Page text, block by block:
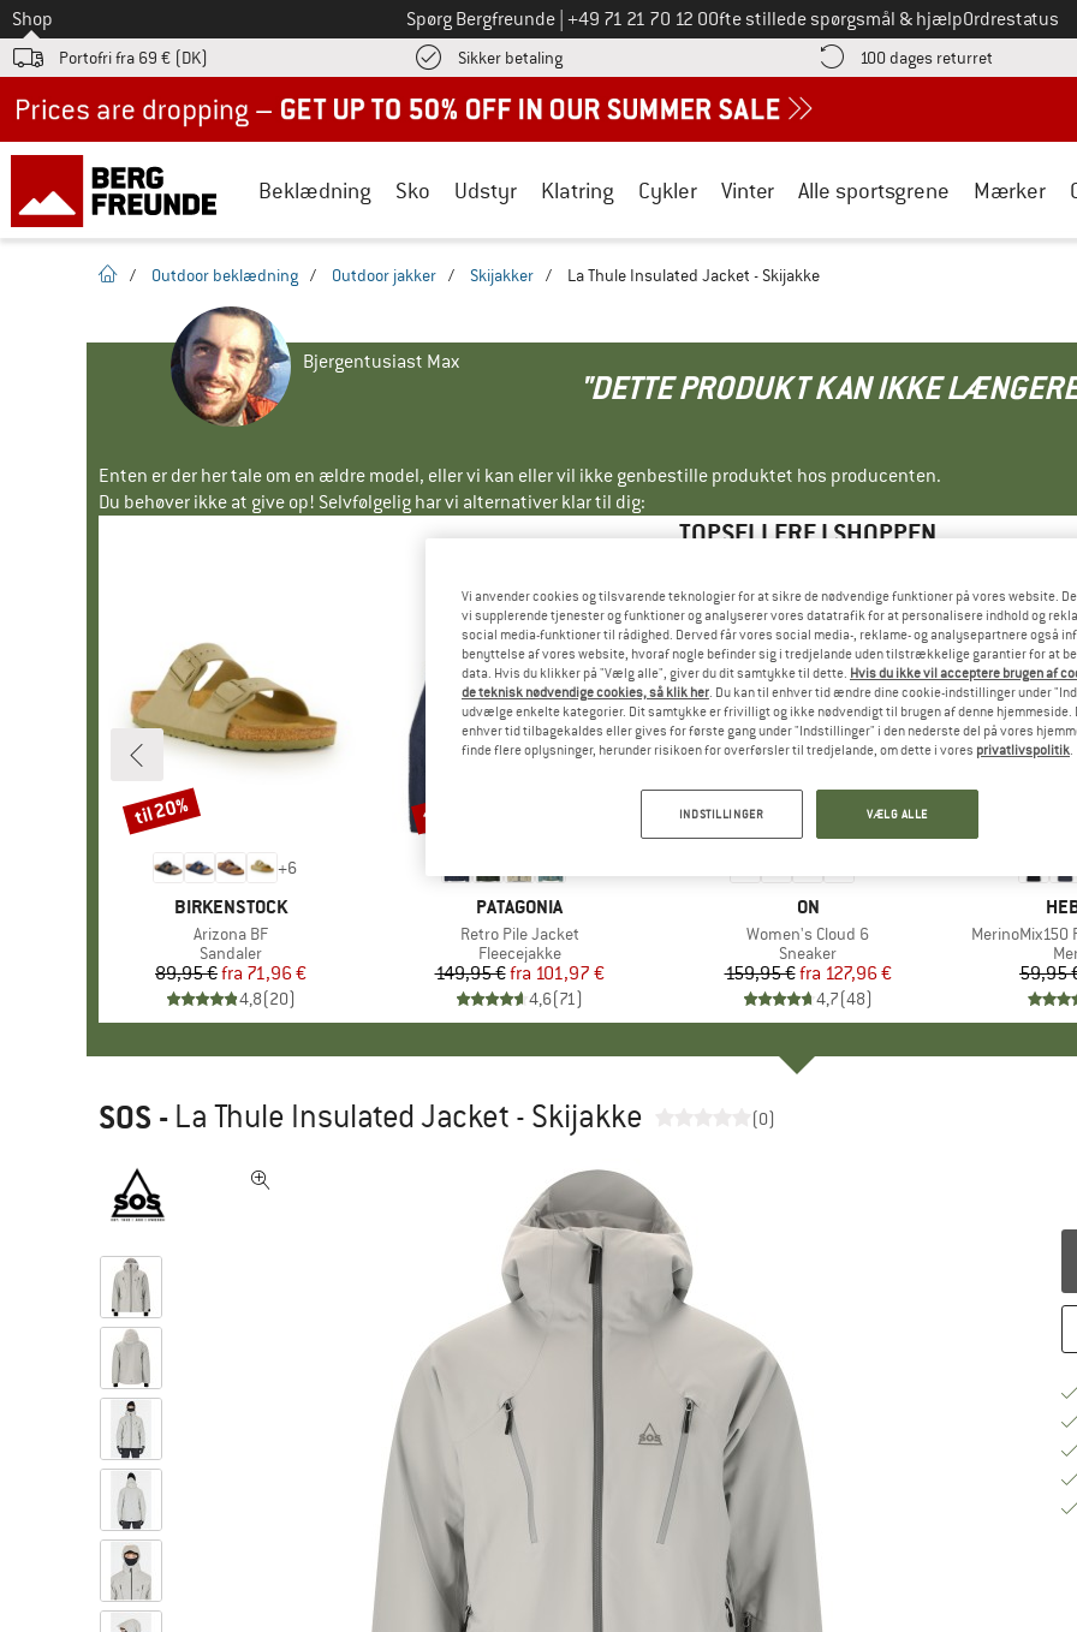
Til
Shop Spørg Bergfreunde Ring til os på
+49 71 21 70 12 0Ofte stillede spørgsmål & hjælpOrdrestatus
Portofri fra 69 € (DK) Sikker betalingFind betalingsoplysningerne her! Åbnes i en infoboks
100 dages returret Gå til
Beklædning Sko Udstyr Klatring Cykler Vinter Alle sportsgrene Mærker
Hjemmeside
/ Outdoor beklædning / Outdoor jakker / Skijakker / La Thule Insulated Jacket - Skijakke
Bjergentusiast Max
"DETTE PRODUKT KAN IKKE
Enten er der her tale om en ældre model, eller vi kan eller vil ikke genbestille produktet hos producenten.
Du behøver ikke at give op! Selvfølgelig har vi alternativer klar til dig:
TOPSELLERE I SHOPPEN
+6
MÆRKE
BIRKENSTOCK
Artikel
Arizona BF
Produktgruppe
Sandaler
Pris
89,95 € Nedsat pris
fra 71,96 €
4,8(20)
Rabat
til 20%
MÆRKE
PATAGONIA
Artikel
Retro Pile Jacket
Produktgruppe
Fleecejakke
Pris
149,95 € Nedsat pris
fra 101,97 €
4,6(71)
Rabat
til 32%
MÆRKE
ON
Artikel
Women's Cloud 6
Produktgruppe
Sneaker
Pris
159,95 € Nedsat pris
fra 127,96 €
4,7(48)
Rabat
til 20%
Artikel
MerinoMix150
59,95
SOS - La Thule Insulated Jacket - Skijakke (0)
Vi anvender cookies og tilsvarende teknologier for at sikre de nødvendige funktioner på vores website.
vi supplerende tjenester og funktioner og analyserer vores datatrafik for at personalisere indhold og
social media-funktioner til rådighed. Derved får vores social media-, reklame- og analysepartnere også
benyttelse af vores website, hvoraf nogle befinder sig i tredjelande uden tilstrækkelige garantier for at
data. Hvis du klikker på "Vælg alle", giver du dit samtykke til dette. Hvis du ikke vil acceptere brugen af
de teknisk nødvendige cookies, så klik her. Du kan til enhver tid ændre dine cookie-indstillinger under
udvælge enkelte kategorier. Dit samtykke er frivilligt og ikke nødvendigt til brugen af denne hjemmeside.
enhver tid tilbagekaldes eller gives for første gang under "Indstillinger" i den nederste del på vores
finde flere oplysninger, herunder risikoen for overførsler til tredjelande, om dette i vores privatlivspolitik.
INDSTILLINGER VÆLG ALLE